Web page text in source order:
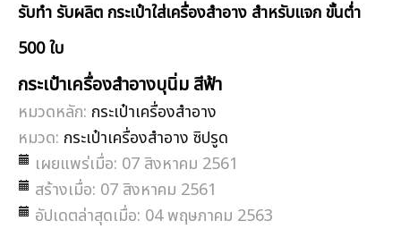
รับทำ รับผลิต กระเป๋าใส่เครื่องสำอาง สำหรับแจก ขั้นต่ำ
500 ใบ
กระเป๋าเครื่องสำอางบุนิ่ม สีฟ้า
หมวดหลัก: กระเป๋าเครื่องสำอาง
หมวด: กระเป๋าเครื่องสำอาง ซิปรูด
เผยแพร่เมื่อ: 07 สิงหาคม 2561
สร้างเมื่อ: 07 สิงหาคม 2561
อัปเดตล่าสุดเมื่อ: 04 พฤษภาคม 2563